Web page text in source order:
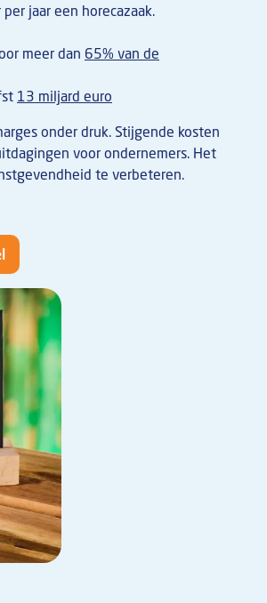
jaar een horecazaak.
meer dan 65% van de
13 miljard euro
onder druk. Stijgende kosten
voor ondernemers. Het
te verbeteren.